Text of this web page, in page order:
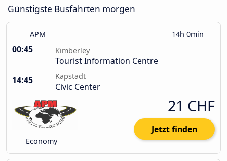
Günstigste Busfahrten morgen
APM 14h 0min
00:45 Kimberley
Tourist Information Centre
14:45
Kapstadt
Civic Center
Economy
21 CHF
Jetzt finden